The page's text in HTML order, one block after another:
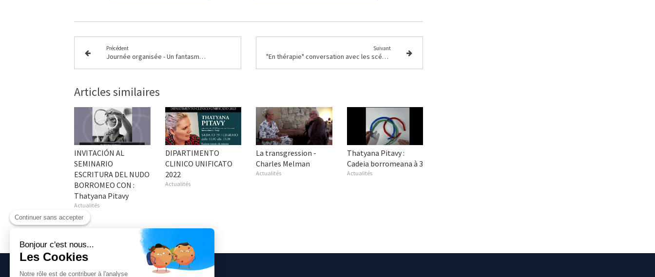
Précédent
Journée organisée - Un fantasme prêt-à-porter ?
Suivant
"En thérapie" conversation avec les scénaristes David Elkaïm et Vincent Poymiro
Articles similaires
INVITACIÓN AL
SEMINARIO
ESCRITURA DEL NUDO
BORROMEO CON :
Thatyana Pitavy
Actualités
DIPARTIMENTO
CLINICO UNIFICATO
2022
Actualités
La transgression -
Charles Melman
Actualités
Thatyana Pitavy :
Cadeia borromeana à 3
Actualités
Continuer sans accepter
Bonjour c'est nous...
Les Cookies
Notre rôle est de contribuer à l'analyse